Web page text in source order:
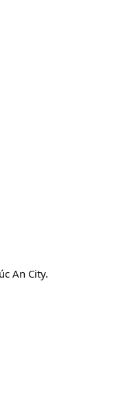
An City.